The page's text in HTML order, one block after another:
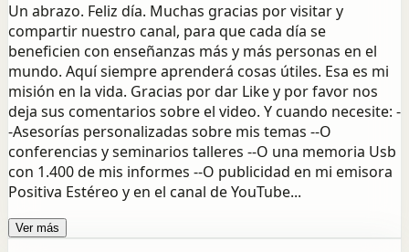
Un abrazo. Feliz día. Muchas gracias por visitar y
compartir nuestro canal, para que cada día se
beneficien con enseñanzas más y más personas en el
mundo. Aquí siempre aprenderá cosas útiles. Esa es mi
misión en la vida. Gracias por dar Like y por favor nos
deja sus comentarios sobre el video. Y cuando necesite: -
-Asesorías personalizadas sobre mis temas --O
conferencias y seminarios talleres --O una memoria Usb
con 1.400 de mis informes --O publicidad en mi emisora
Positiva Estéreo y en el canal de YouTube...
Ver más